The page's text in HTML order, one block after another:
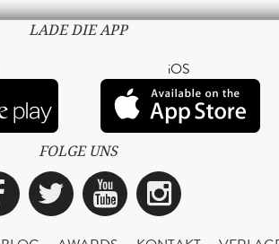
LADE DIE APP
iOS
FOLGE UNS
Facebook
TwitterYouTube